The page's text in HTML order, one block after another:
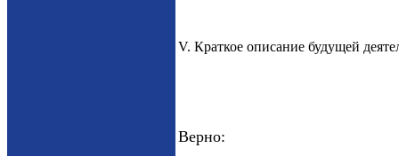
V. Краткое описание будущей
Верно: